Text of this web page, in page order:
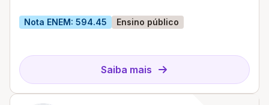
Nota ENEM: 594.45 Ensino público
Saiba mais